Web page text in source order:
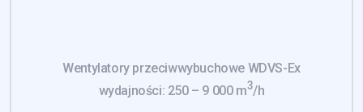
Wentylatory przeciwwybuchowe WDVS-Ex
wydajności: 250 – 9 000 m3/h